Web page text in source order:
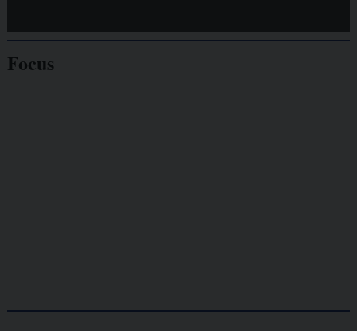
Focus